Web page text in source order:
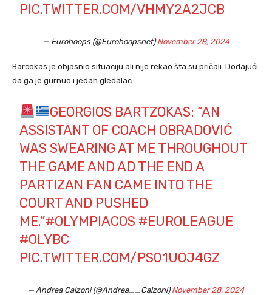
PIC.TWITTER.COM/VHMY2A2JCB
— Eurohoops (@Eurohoopsnet)November 28, 2024
Barcokas je objasnio situaciju ali nije rekao šta su pričali. Dodajući
da ga je gurnuo i jedan gledalac.
GEORGIOS BARTZOKAS: “AN
ASSISTANT OF COACH OBRADOVIĆ
WAS SWEARING AT ME THROUGHOUT
THE GAME AND AD THE END A
PARTIZAN FAN CAME INTO THE
COURT AND PUSHED
ME.”#OLYMPIACOS #EUROLEAGUE
#OLYBC
PIC.TWITTER.COM/PS01UOJ4GZ
— Andrea Calzoni (@Andrea__Calzoni)November 28, 2024